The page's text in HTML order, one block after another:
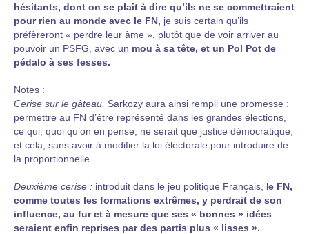
hésitants, dont on se plait à dire qu’ils ne se commettraient
pour rien au monde avec le FN, je suis certain qu’ils
préfèreront « perdre leur âme », plutôt que de voir arriver au
pouvoir un PSFG, avec un mou à sa tête, et un Pol Pot de
pédalo à ses fesses.
Notes :
Cerise sur le gâteau, Sarkozy aura ainsi rempli une promesse :
permettre au FN d’être représenté dans les grandes élections,
ce qui, quoi qu’on en pense, ne serait que justice démocratique,
et cela, sans avoir à modifier la loi électorale pour introduire de
la proportionnelle.
Deuxième cerise : introduit dans le jeu politique Français, le FN,
comme toutes les formations extrêmes, y perdrait de son
influence, au fur et à mesure que ses « bonnes » idées
seraient enfin reprises par des partis plus « lisses ».